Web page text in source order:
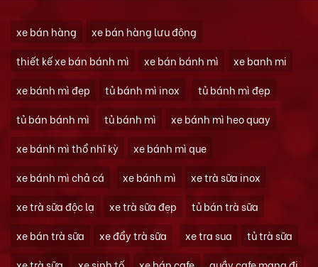
xe bán hàng
xe bán hàng lưu động
thiết kế xe bán bánh mì
xe bán bánh mì
xe banh mi
xe bánh mì đẹp
tủ bánh mì inox
tủ bánh mì đẹp
tủ bán bánh mì
tủ bánh mì
xe bánh mì heo quay
xe bánh mì thổ nhĩ kỳ
xe bánh mì que
xe bánh mì chả cá
xe bánh mì
xe trà sữa inox
xe trà sữa độc lạ
xe trà sữa đẹp
tủ bán trà sữa
xe bán trà sữa
xe đẩy trà sữa xe tra sua
tủ trà sữa